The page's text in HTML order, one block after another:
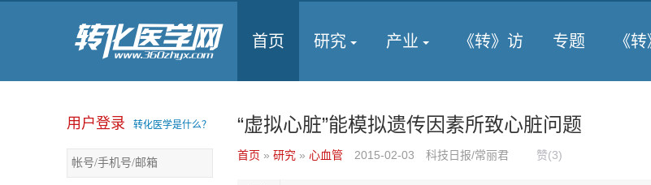
首页 研究 产业 《转》访 专题 《
用户登录 转化医学是什么？ “虚拟心脏”能模拟遗传因素所致心脏问题
首页 » 研究 » 心血管 2015-02-03 科技日报/常丽君 赞(3)